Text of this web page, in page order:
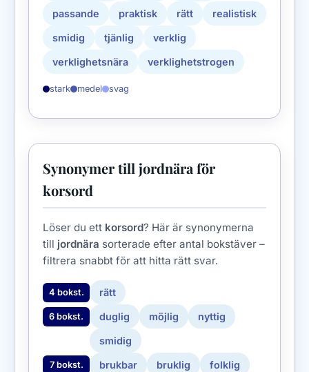
passande praktisk rätt realistisk
smidig tjänlig verklig
verklighetsnära verklighetstrogen
stark medel svag
Synonymer till jordnära för
korsord
Löser du ett korsord? Här är synonymerna
till jordnära sorterade efter antal bokstäver –
filtrera snabbt för att hitta rätt svar.
4 bokst. rätt
6 bokst. duglig möjlig nyttig
smidig
7 bokst. brukbar bruklig folklig